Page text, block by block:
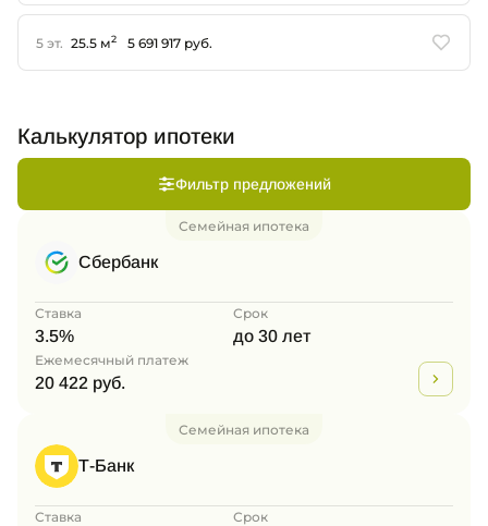
5 эт. 25.5 м2 5 691 917 руб.
Калькулятор ипотеки
Фильтр предложений
Семейная ипотека
Сбербанк
Ставка
3.5%
Срок
до 30 лет
Ежемесячный платеж
20 422 руб.
Семейная ипотека
Т-Банк
Ставка Срок